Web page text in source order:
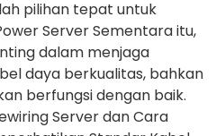
pilihan tepat untuk
Server Sementara itu,
dalam menjaga
daya berkualitas, bahkan
berfungsi dengan baik.
Server dan Cara